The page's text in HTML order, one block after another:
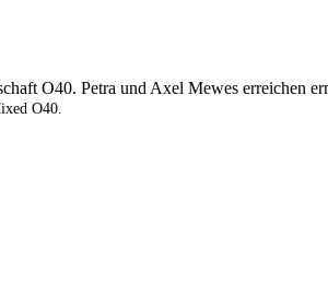
O40. Petra und Axel Mewes erreichen
O40.